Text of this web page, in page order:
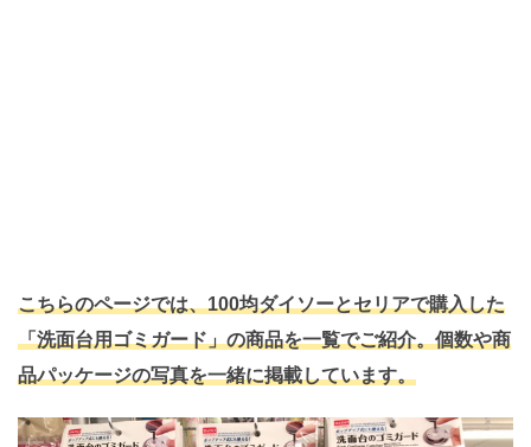
こちらのページでは、100均ダイソーとセリアで購入した
「洗面台用ゴミガード」の商品を一覧でご紹介。個数や商
品パッケージの写真を一緒に掲載しています。